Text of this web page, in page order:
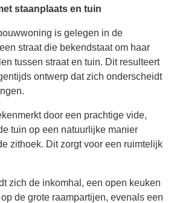
staanplaats en tuin
is gelegen in de
straat die bekendstaat om haar
tussen straat en tuin. Dit resulteert
ontwerp dat zich onderscheidt
door een prachtige vide,
tuin op een natuurlijke manier
zithoek. Dit zorgt voor een ruimtelijk
zich de inkomhal, een open keuken
de grote raampartijen, evenals een